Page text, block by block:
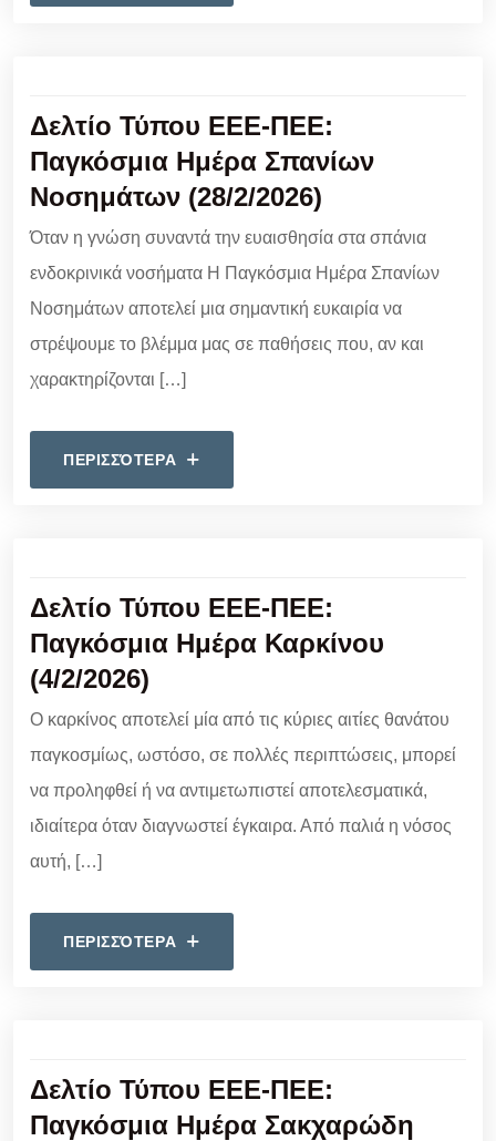
Δελτίο Τύπου ΕΕΕ-ΠΕΕ:
Παγκόσμια Ημέρα Σπανίων
Νοσημάτων (28/2/2026)
Όταν η γνώση συναντά την ευαισθησία στα σπάνια
ενδοκρινικά νοσήματα Η Παγκόσμια Ημέρα Σπανίων
Νοσημάτων αποτελεί μια σημαντική ευκαιρία να
στρέψουμε το βλέμμα μας σε παθήσεις που, αν και
χαρακτηρίζονται […]
ΠΕΡΙΣΣΌΤΕΡΑ
Δελτίο Τύπου ΕΕΕ-ΠΕΕ:
Παγκόσμια Ημέρα Καρκίνου
(4/2/2026)
Ο καρκίνος αποτελεί μία από τις κύριες αιτίες θανάτου
παγκοσμίως, ωστόσο, σε πολλές περιπτώσεις, μπορεί
να προληφθεί ή να αντιμετωπιστεί αποτελεσματικά,
ιδιαίτερα όταν διαγνωστεί έγκαιρα. Από παλιά η νόσος
αυτή, […]
ΠΕΡΙΣΣΌΤΕΡΑ
Δελτίο Τύπου ΕΕΕ-ΠΕΕ:
Παγκόσμια Ημέρα Σακχαρώδη